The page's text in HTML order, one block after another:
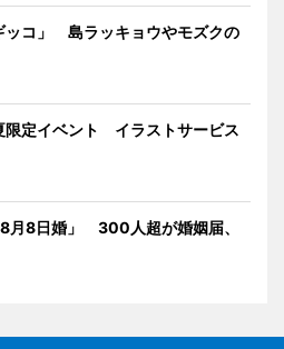
ッコ」 島ラッキョウやモズクの
限定イベント イラストサービス
月8日婚」 300人超が婚姻届、